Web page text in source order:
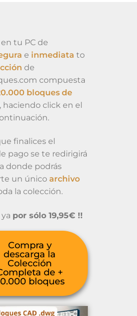
tu PC de
e inmediata to
de
compuesta
bloques de
, haciendo click en el
finalices el
pago se te redirigirá
donde podrás
un único archivo
la colección.
por sólo 19,95€ !!
Compra y
descarga la
Colección
de +
bloques